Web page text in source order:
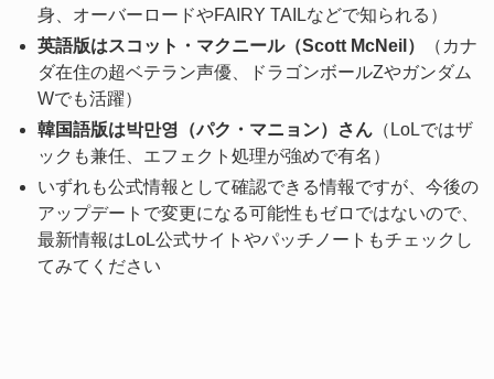
身、オーバーロードやFAIRY TAILなどで知られる）
英語版はスコット・マクニール（Scott McNeil）
（カナ
ダ在住の超ベテラン声優、ドラゴンボールZやガンダム
Wでも活躍）
韓国語版は박만영（パク・マニョン）さん （LoLではザ
ックも兼任、エフェクト処理が強めで有名）
いずれも公式情報として確認できる情報ですが、今後の
アップデートで変更になる可能性もゼロではないので、
最新情報はLoL公式サイトやパッチノートもチェックし
てみてください